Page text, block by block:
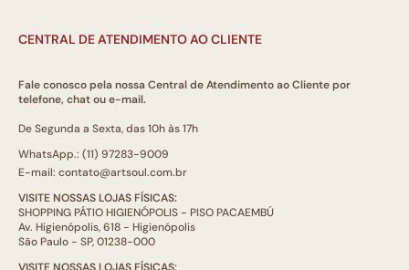
CENTRAL DE ATENDIMENTO AO CLIENTE
Fale conosco pela nossa Central de Atendimento ao Cliente por
telefone, chat ou e-mail.
De Segunda a Sexta, das 10h às 17h
WhatsApp.: (11) 97283-9009
E-mail: contato@artsoul.com.br
VISITE NOSSAS LOJAS FÍSICAS:
SHOPPING PÁTIO HIGIENÓPOLIS - PISO PACAEMBÚ
Av. Higienópolis, 618 - Higienópolis
São Paulo - SP, 01238-000